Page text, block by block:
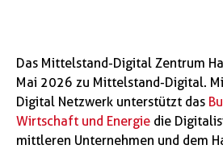
Das Mittelstand-Digital Zentrum
Mai 2026 zu Mittelstand-Digital.
Digital Netzwerk unterstützt das
Wirtschaft und Energie die
mittleren Unternehmen und dem